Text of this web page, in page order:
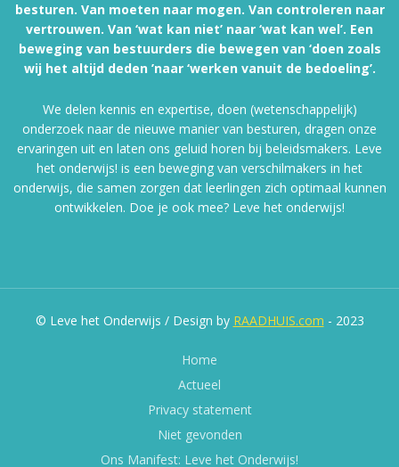
besturen. Van moeten naar mogen. Van controleren naar
vertrouwen. Van ‘wat kan niet’ naar ‘wat kan wel’. Een
beweging van bestuurders die bewegen van ‘doen zoals
wij het altijd deden ’naar ‘werken vanuit de bedoeling’.
We delen kennis en expertise, doen (wetenschappelijk)
onderzoek naar de nieuwe manier van besturen, dragen onze
ervaringen uit en laten ons geluid horen bij beleidsmakers. Leve
het onderwijs! is een beweging van verschilmakers in het
onderwijs, die samen zorgen dat leerlingen zich optimaal kunnen
ontwikkelen. Doe je ook mee? Leve het onderwijs!
© Leve het Onderwijs / Design by RAADHUIS.com - 2023
Home
Actueel
Privacy statement
Niet gevonden
Ons Manifest: Leve het Onderwijs!